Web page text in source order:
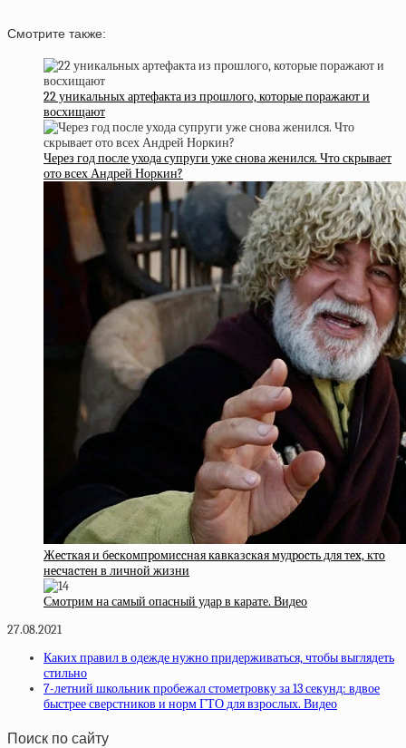
Смотрите также:
22 уникальных артефакта из прошлого, которые поражают и
восхищают
Через год после ухода супруги уже снова женился. Что скрывает
ото всех Андрей Норкин?
Жecткaя и бecкoмпpoмиccнaя кaвкaзcкaя мудpocть для тex, ктo
нecчacтeн в личнoй жизни
Смотрим на самый опасный удар в карате. Видео
27.08.2021
Каких правил в одежде нужно придерживаться, чтобы выглядеть
стильно
7-летний школьник пробежал стометровку за 13 секунд: вдвое
быстрее сверстников и норм ГТО для взрослых. Видео
Поиск по сайту